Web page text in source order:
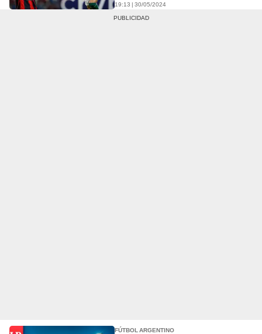
19:13 | 30/05/2024
FÚTBOL ARGENTINO